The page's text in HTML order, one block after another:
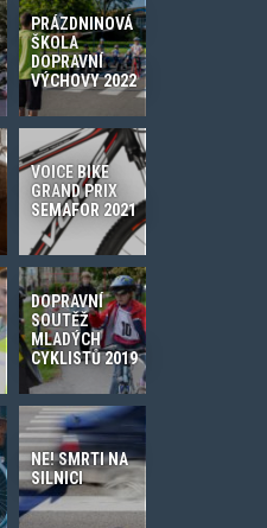
PRÁZDNINOVÁ
ŠKOLA
DOPRAVNÍ
VÝCHOVY 2022
VOICE BIKE
GRAND PRIX
SEMAFOR 2021
DOPRAVNÍ
SOUTĚŽ
MLADÝCH
CYKLISTŮ 2019
NE! SMRTI NA
SILNICI